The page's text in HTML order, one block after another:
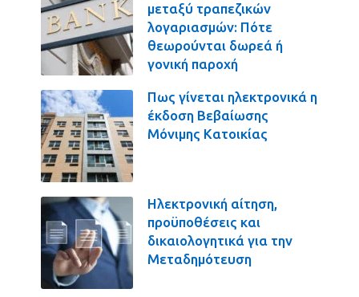
μεταξύ τραπεζικών
λογαριασμών: Πότε
θεωρούνται δωρεά ή
γονική παροχή
Πως γίνεται ηλεκτρονικά η
έκδοση Βεβαίωσης
Μόνιμης Κατοικίας
Ηλεκτρονική αίτηση,
προϋποθέσεις και
δικαιολογητικά για την
Μεταδημότευση